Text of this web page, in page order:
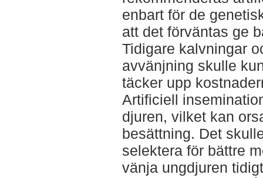
enbart för de
att det förväntas ge
Tidigare kalvningar
avvänjning skulle
täcker upp
Artificiell
djuren, vilket kan
besättning. Det
selektera för bättre
vänja ungdjuren